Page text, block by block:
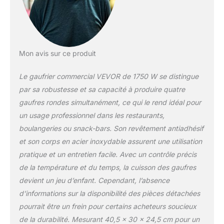
préférées. Contrôle
précis de la température :
conçue avec un bouton
vos besoins.
Personnalisez-la pour
créer des gaufres
personnalisées, que
vous les préfériez
croustillantes ou
moelleuses. Avec une
préparation individuelle
et des alertes sonores,
elle est facile à utiliser :
elle vous rappelle
d'ajouter de la pâte et
indique quand les
Mon avis sur ce produit
Le gaufrier commercial VEVOR de 1750 W se distingue
par sa robustesse et sa capacité à produire quatre
gaufres rondes simultanément, ce qui le rend idéal pour
un usage professionnel dans les restaurants,
boulangeries ou snack-bars. Son revêtement antiadhésif
et son corps en acier inoxydable assurent une utilisation
pratique et un entretien facile. Avec un contrôle précis
de la température et du temps, la cuisson des gaufres
devient un jeu d’enfant. Cependant, l’absence
d’informations sur la disponibilité des pièces détachées
pourrait être un frein pour certains acheteurs soucieux
de la durabilité. Mesurant 40,5 x 30 x 24,5 cm pour un